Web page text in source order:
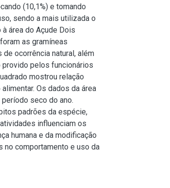
(10,1%) e tomando
sendo a mais utilizada o
área do Açude Dois
as gramíneas
ocorrência natural, além
pelos funcionários
mostrou relação
Os dados da área
seco do ano.
padrões da espécie,
influenciam os
humana e da modificação
no comportamento e uso da